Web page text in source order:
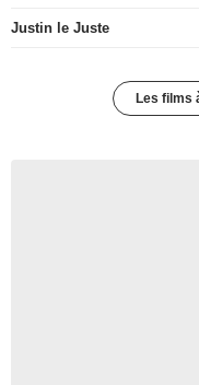
Justin le Juste
Les films